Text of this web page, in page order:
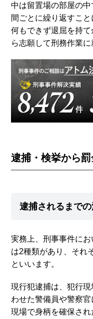
中は留置場の部屋の
間ごとに繰り返すこと
何もできず退屈を持
ら志願して刑務作業に
逮捕・検挙から
逮捕されるまでの
実務上、刑事事件に
は2種類があり、それ
といいます。
現行犯逮捕は、犯行
わせた警備員や警察官
現場で身柄を確保さ